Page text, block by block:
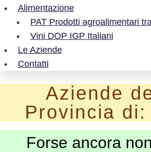
Alimentazione
PAT Prodotti agroalimentari
Vini DOP IGP Italiani
Le Aziende
Contatti
Aziende
Provincia di:
Forse ancora